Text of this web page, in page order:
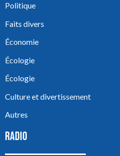
Politique
Faits divers
Économie
Écologie
Écologie
Culture et divertissement
Autres
RADIO